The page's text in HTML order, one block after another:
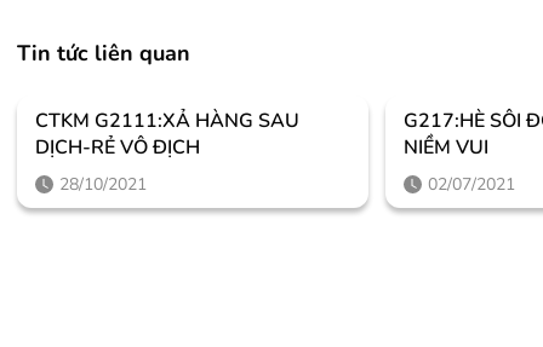
Tin tức liên quan
CTKM G2111:XẢ HÀNG SAU
DỊCH-RẺ VÔ ĐỊCH
28/10/2021
G217:HÈ SÔI
NIỀM VUI
02/07/2021